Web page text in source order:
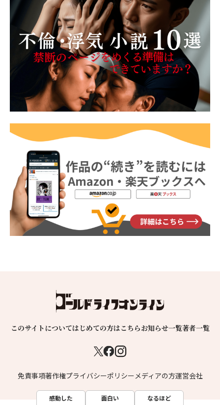
感動した 面白い なるほど
このサイトについてはじめての方はこちらお知らせ一覧著者一覧
免責事項著作権プライバシーポリシーメディアの方運営会社